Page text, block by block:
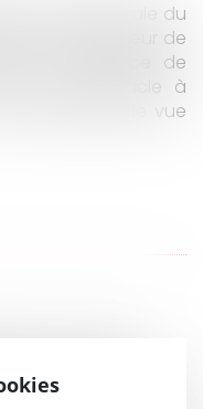
générale du
du mur extérieur de
et l’absence de
pas obstacle à
servitude de vue
un diagnostic